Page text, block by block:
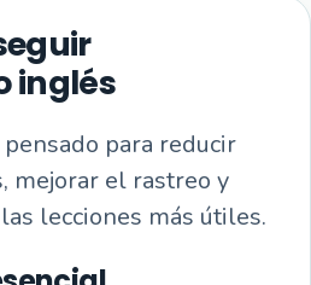
inglés
para reducir
mejorar el rastreo y
lecciones más útiles.